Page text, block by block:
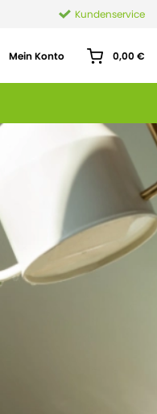
Kundenservice
Mein Konto 0,00 €